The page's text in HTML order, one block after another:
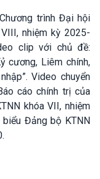
trình Đại hội
nhiệm kỳ 2025-
clip với chủ đề:
cương, Liêm chính,
Video chuyển
cáo chính trị của
khóa VII, nhiệm
Đảng bộ KTNN